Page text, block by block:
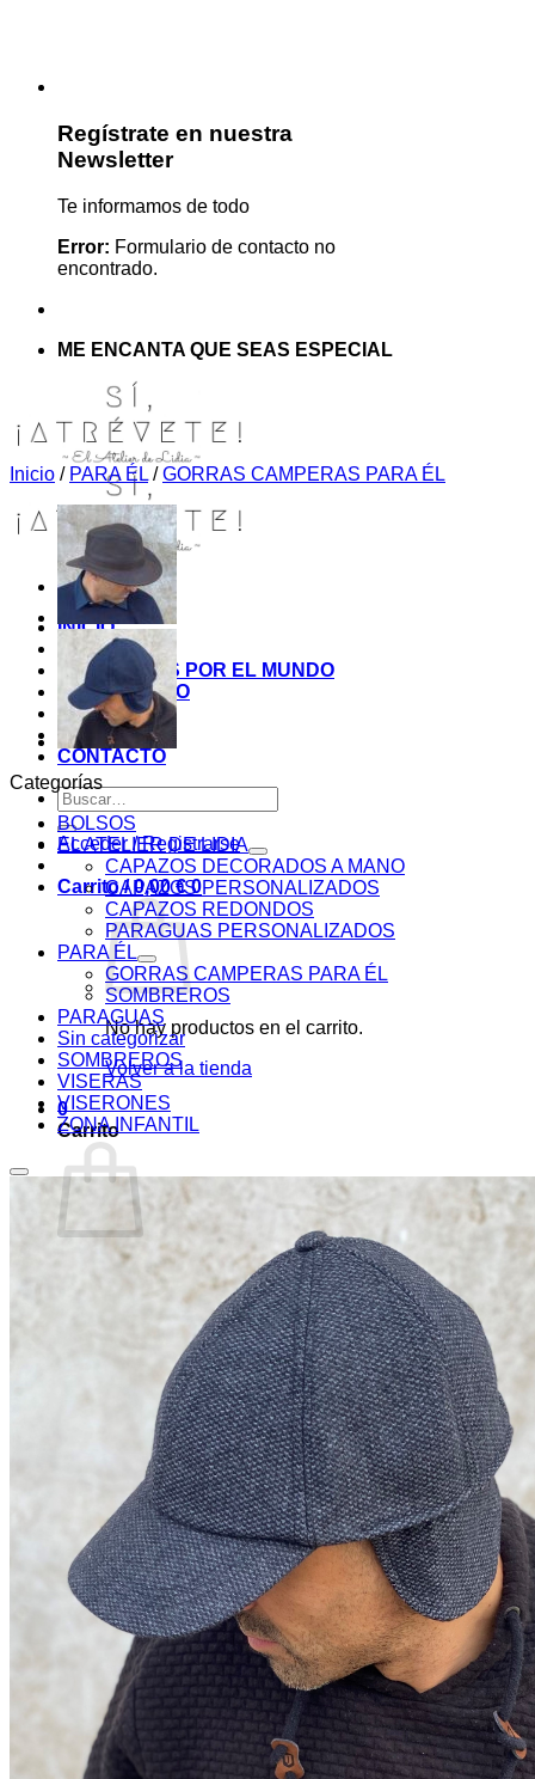
Regístrate en nuestra
Newsletter
Te informamos de todo
Error: Formulario de contacto no
encontrado.
ME ENCANTA QUE SEAS ESPECIAL
INICIO
TIENDA
MIS COSITAS POR EL MUNDO
EL COMIENZO
BLOG
PAGOS
CONTACTO
Buscar
por:
Acceder / Registrarse
Carrito /0,00€ 0
No hay productos en el carrito.
Volver a la tienda
0
Carrito
No hay productos en el carrito.
Inicio / PARA ÉL / GORRAS CAMPERAS PARA ÉL
Categorías
BOLSOS
EL ATELIER DE LIDIA
CAPAZOS DECORADOS A MANO
CAPAZOS PERSONALIZADOS
CAPAZOS REDONDOS
PARAGUAS PERSONALIZADOS
PARA ÉL
GORRAS CAMPERAS PARA ÉL
SOMBREROS
PARAGUAS
Sin categorizar
SOMBREROS
VISERAS
VISERONES
ZONA INFANTIL
Añadir a la lista de deseos